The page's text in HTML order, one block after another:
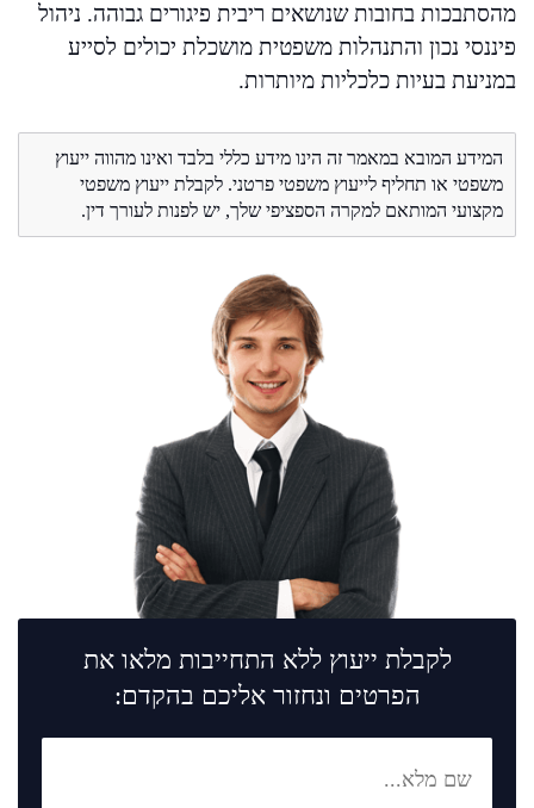
מהסתבכות בחובות שנושאים ריבית פיגורים גבוהה. ניהול
פיננסי נכון והתנהלות משפטית מושכלת יכולים לסייע
במניעת בעיות כלכליות מיותרות.
המידע המובא במאמר זה הינו מידע כללי בלבד ואינו מהווה ייעוץ
משפטי או תחליף לייעוץ משפטי פרטני. לקבלת ייעוץ משפטי
מקצועי המותאם למקרה הספציפי שלך, יש לפנות לעורך דין.
לקבלת ייעוץ ללא התחייבות מלאו את
הפרטים ונחזור אליכם בהקדם: